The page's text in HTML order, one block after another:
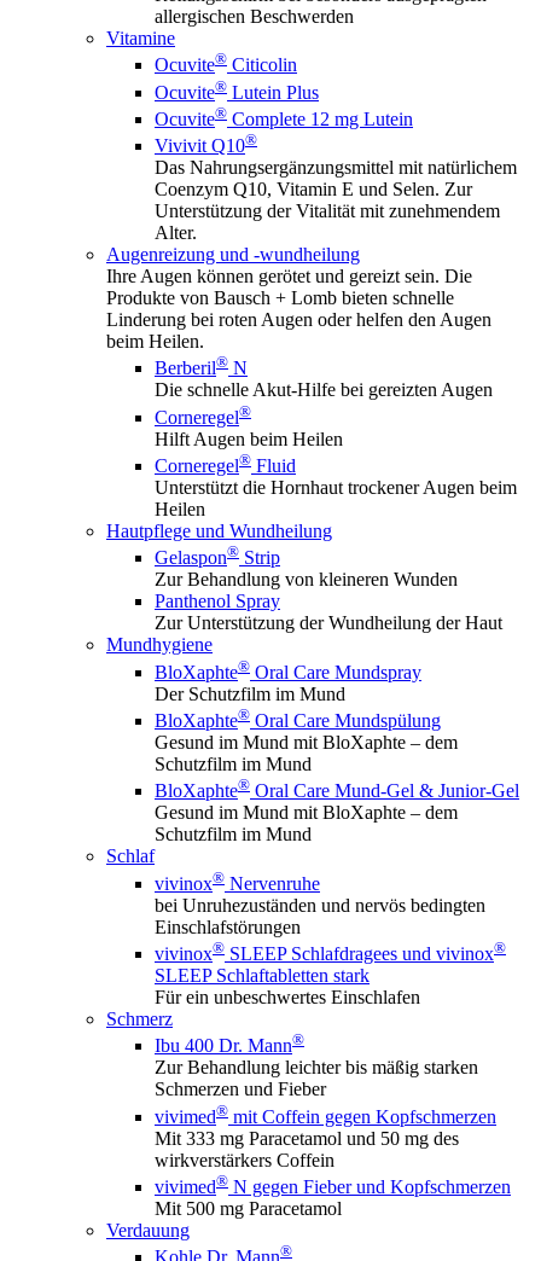
allergischen Beschwerden
Vitamine
Ocuvite® Citicolin
Ocuvite® Lutein Plus
Ocuvite® Complete 12 mg Lutein
Vivivit Q10®
Das Nahrungsergänzungsmittel mit natürlichem
Coenzym Q10, Vitamin E und Selen. Zur
Unterstützung der Vitalität mit zunehmendem
Alter.
Augenreizung und -wundheilung
Ihre Augen können gerötet und gereizt sein. Die
Produkte von Bausch + Lomb bieten schnelle
Linderung bei roten Augen oder helfen den Augen
beim Heilen.
Berberil® N
Die schnelle Akut-Hilfe bei gereizten Augen
Corneregel®
Hilft Augen beim Heilen
Corneregel® Fluid
Unterstützt die Hornhaut trockener Augen beim
Heilen
Hautpflege und Wundheilung
Gelaspon® Strip
Zur Behandlung von kleineren Wunden
Panthenol Spray
Zur Unterstützung der Wundheilung der Haut
Mundhygiene
BloXaphte® Oral Care Mundspray
Der Schutzfilm im Mund
BloXaphte® Oral Care Mundspülung
Gesund im Mund mit BloXaphte – dem
Schutzfilm im Mund
BloXaphte® Oral Care Mund-Gel & Junior-Gel
Gesund im Mund mit BloXaphte – dem
Schutzfilm im Mund
Schlaf
vivinox® Nervenruhe
bei Unruhezuständen und nervös bedingten
Einschlafstörungen
vivinox® SLEEP Schlafdragees und vivinox®
SLEEP Schlaftabletten stark
Für ein unbeschwertes Einschlafen
Schmerz
Ibu 400 Dr. Mann®
Zur Behandlung leichter bis mäßig starken
Schmerzen und Fieber
vivimed® mit Coffein gegen Kopfschmerzen
Mit 333 mg Paracetamol und 50 mg des
wirkverstärkers Coffein
vivimed® N gegen Fieber und Kopfschmerzen
Mit 500 mg Paracetamol
Verdauung
®